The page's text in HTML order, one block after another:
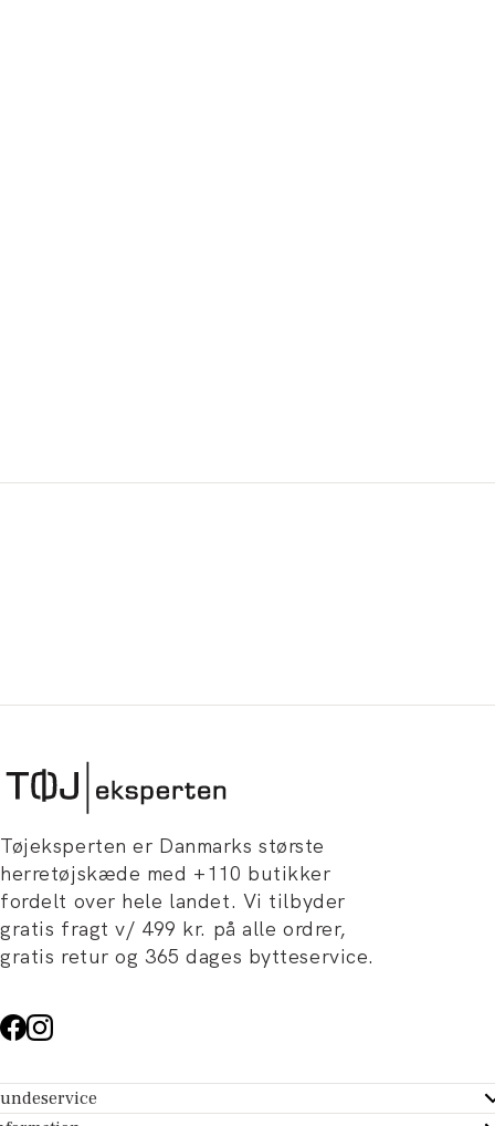
Tøjeksperten er Danmarks største
herretøjskæde med +110 butikker
fordelt over hele landet. Vi tilbyder
gratis fragt v/ 499 kr. på alle ordrer,
gratis retur og 365 dages bytteservice.
- Hjælpecenter